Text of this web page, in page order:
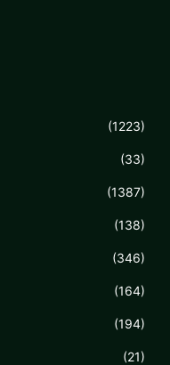
(1223)
(33)
(1387)
(138)
(346)
(164)
(194)
(21)